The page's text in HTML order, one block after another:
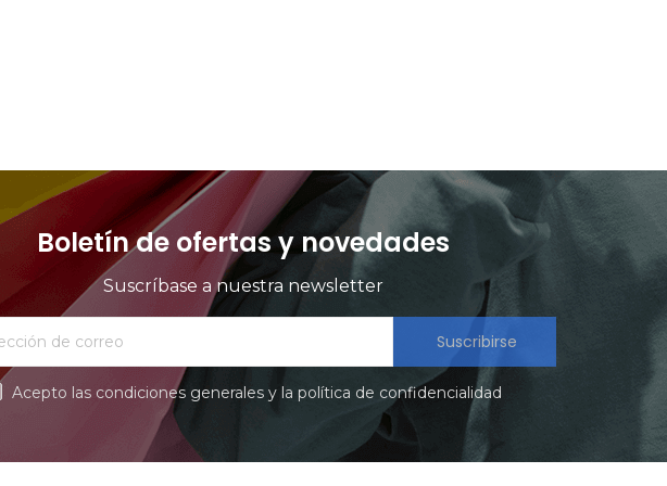
Boletín de ofertas y novedades
Suscríbase a nuestra newsletter
Suscribirse
Acepto las condiciones generales y la política de confidencialidad